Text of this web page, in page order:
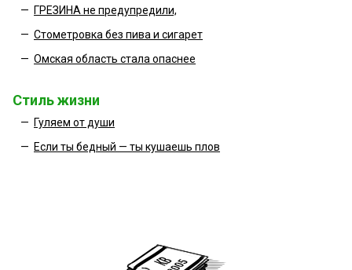
— ГРЕЗИНА не предупредили,
— Стометровка без пива и сигарет
— Омская область стала опаснее
Стиль жизни
— Гуляем от души
— Если ты бедный — ты кушаешь плов